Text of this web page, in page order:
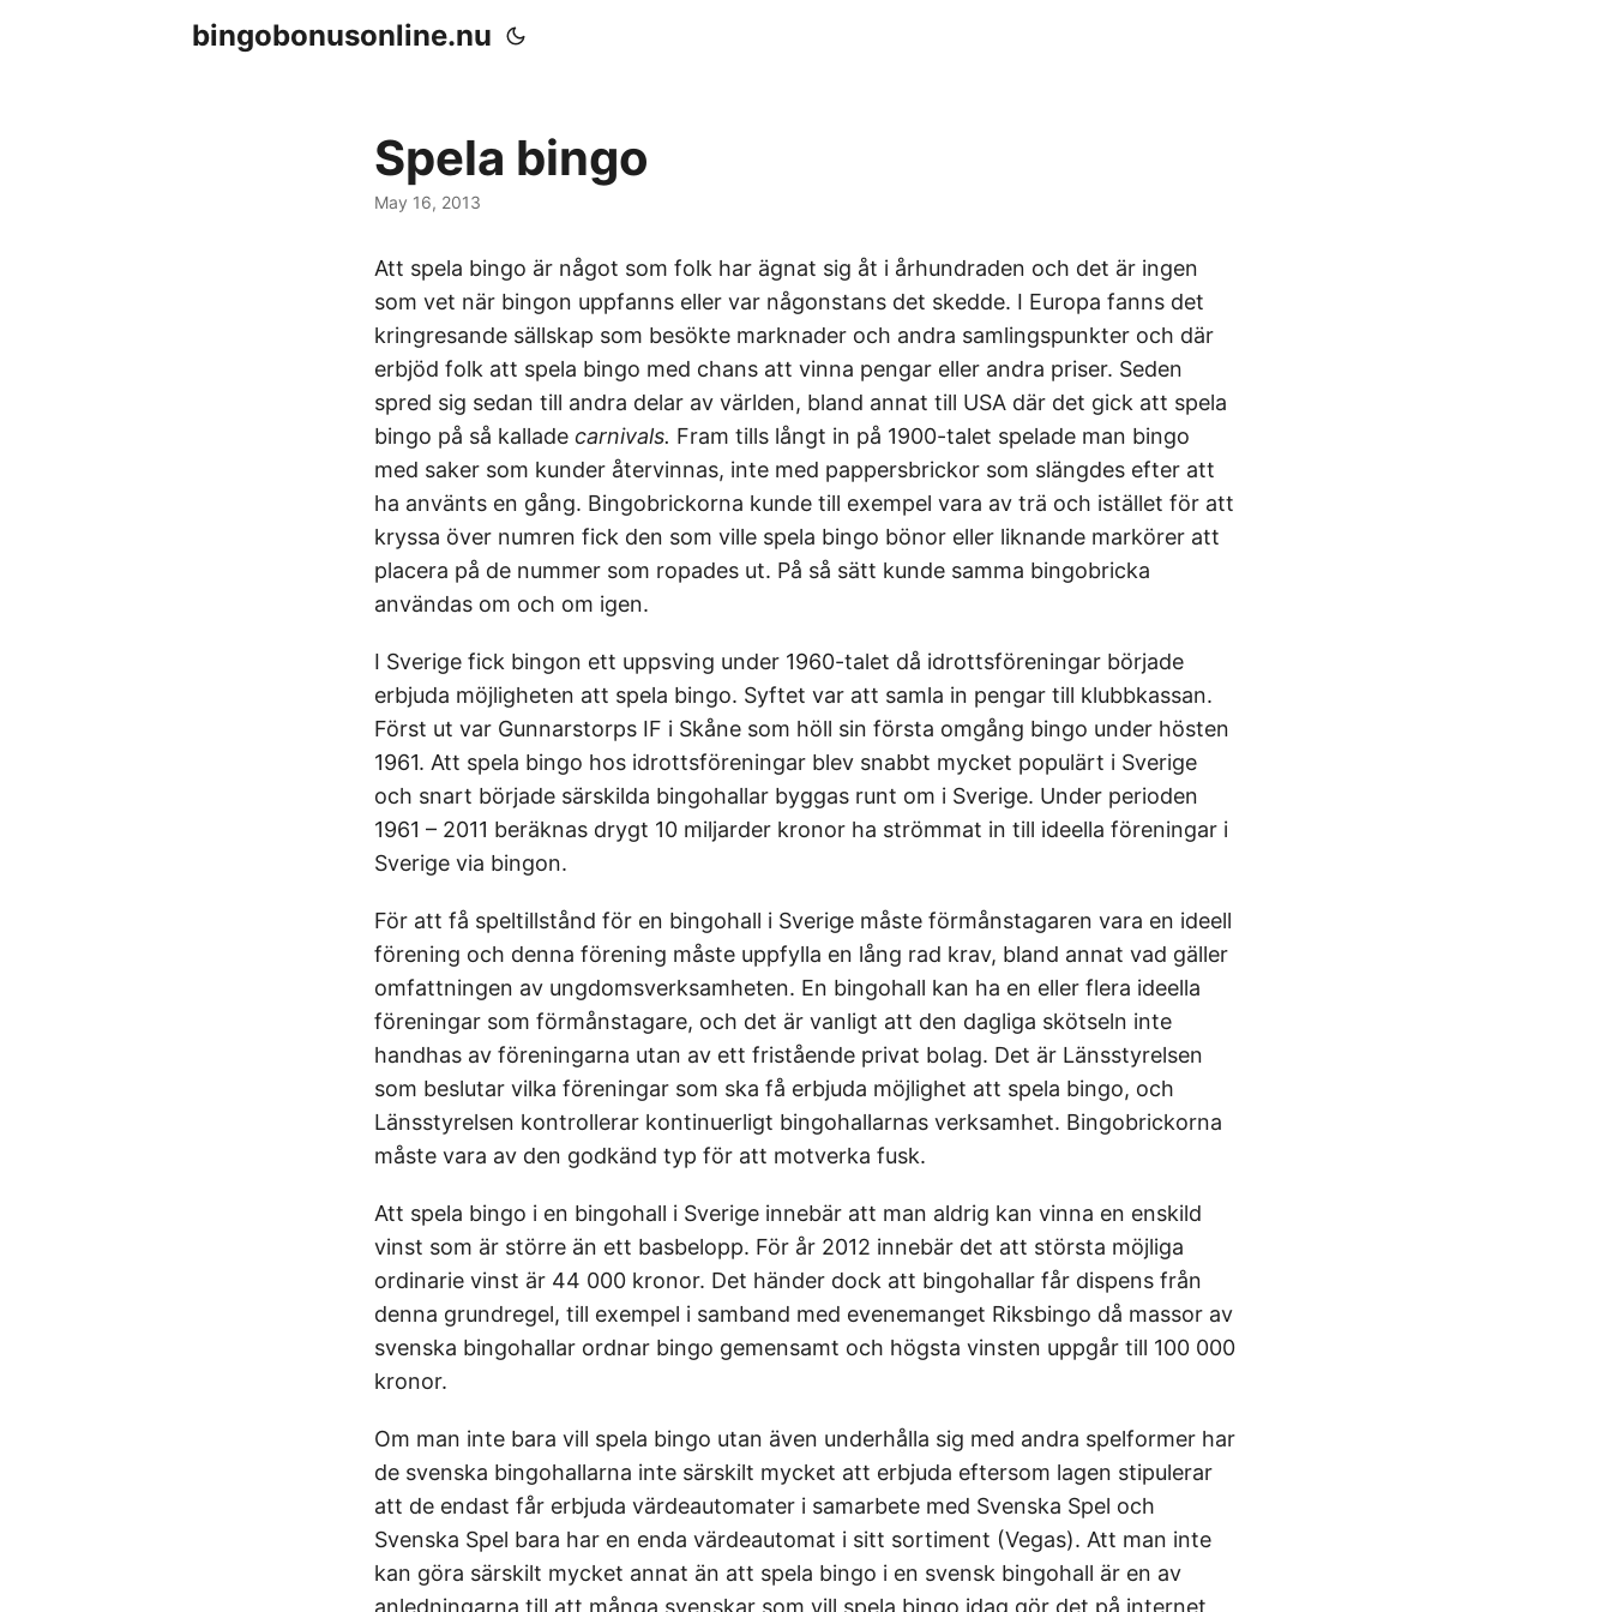
bingobonusonline.nu
Spela bingo
May 16, 2013
Att spela bingo är något som folk har ägnat sig åt i århundraden och det är ingen
som vet när bingon uppfanns eller var någonstans det skedde. I Europa fanns det
kringresande sällskap som besökte marknader och andra samlingspunkter och där
erbjöd folk att spela bingo med chans att vinna pengar eller andra priser. Seden
spred sig sedan till andra delar av världen, bland annat till USA där det gick att spela
bingo på så kallade carnivals. Fram tills långt in på 1900-talet spelade man bingo
med saker som kunder återvinnas, inte med pappersbrickor som slängdes efter att
ha använts en gång. Bingobrickorna kunde till exempel vara av trä och istället för att
kryssa över numren fick den som ville spela bingo bönor eller liknande markörer att
placera på de nummer som ropades ut. På så sätt kunde samma bingobricka
användas om och om igen.
I Sverige fick bingon ett uppsving under 1960-talet då idrottsföreningar började
erbjuda möjligheten att spela bingo. Syftet var att samla in pengar till klubbkassan.
Först ut var Gunnarstorps IF i Skåne som höll sin första omgång bingo under hösten
1961. Att spela bingo hos idrottsföreningar blev snabbt mycket populärt i Sverige
och snart började särskilda bingohallar byggas runt om i Sverige. Under perioden
1961 – 2011 beräknas drygt 10 miljarder kronor ha strömmat in till ideella föreningar i
Sverige via bingon.
För att få speltillstånd för en bingohall i Sverige måste förmånstagaren vara en ideell
förening och denna förening måste uppfylla en lång rad krav, bland annat vad gäller
omfattningen av ungdomsverksamheten. En bingohall kan ha en eller flera ideella
föreningar som förmånstagare, och det är vanligt att den dagliga skötseln inte
handhas av föreningarna utan av ett fristående privat bolag. Det är Länsstyrelsen
som beslutar vilka föreningar som ska få erbjuda möjlighet att spela bingo, och
Länsstyrelsen kontrollerar kontinuerligt bingohallarnas verksamhet. Bingobrickorna
måste vara av den godkänd typ för att motverka fusk.
Att spela bingo i en bingohall i Sverige innebär att man aldrig kan vinna en enskild
vinst som är större än ett basbelopp. För år 2012 innebär det att största möjliga
ordinarie vinst är 44 000 kronor. Det händer dock att bingohallar får dispens från
denna grundregel, till exempel i samband med evenemanget Riksbingo då massor av
svenska bingohallar ordnar bingo gemensamt och högsta vinsten uppgår till 100 000
kronor.
Om man inte bara vill spela bingo utan även underhålla sig med andra spelformer har
de svenska bingohallarna inte särskilt mycket att erbjuda eftersom lagen stipulerar
att de endast får erbjuda värdeautomater i samarbete med Svenska Spel och
Svenska Spel bara har en enda värdeautomat i sitt sortiment (Vegas). Att man inte
kan göra särskilt mycket annat än att spela bingo i en svensk bingohall är en av
anledningarna till att många svenskar som vill spela bingo idag gör det på internet